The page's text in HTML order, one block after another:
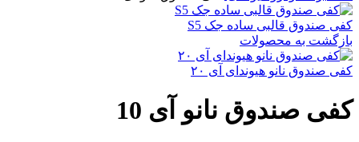
کفی صندوق قالبی ساده جک S5
بازگشت به محصولات
کفی صندوق نانو هیوندای آی ۲۰
کفی صندوق نانو آی 10